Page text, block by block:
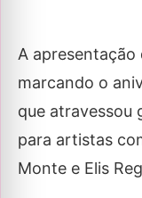
A apresentação
marcando o
que atravessou
para artistas
Monte e Elis